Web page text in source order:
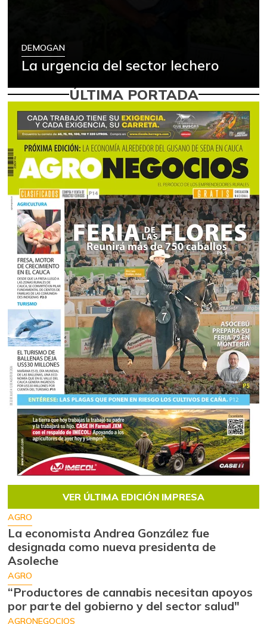
DEMOGAN
La urgencia del sector lechero
ÚLTIMA PORTADA
VER ÚLTIMA EDICIÓN IMPRESA
AGRO
La economista Andrea González fue
designada como nueva presidenta de
Asoleche
AGRO
“Productores de cannabis necesitan apoyos
por parte del gobierno y del sector salud"
AGRONEGOCIOS